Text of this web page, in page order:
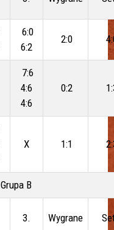
6:0
6:2
2:0
7:6
4:6
4:6
0:2
X 1:1
Grupa B
3. Wygrane